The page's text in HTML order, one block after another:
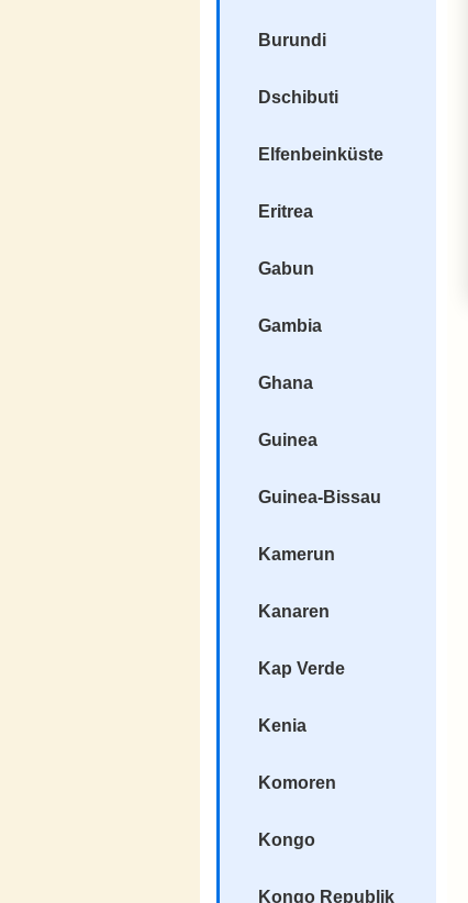
Burundi
Dschibuti
Elfenbeinküste
Eritrea
Gabun
Gambia
Ghana
Guinea
Guinea-Bissau
Kamerun
Kanaren
Kap Verde
Kenia
Komoren
Kongo
Kongo Republik